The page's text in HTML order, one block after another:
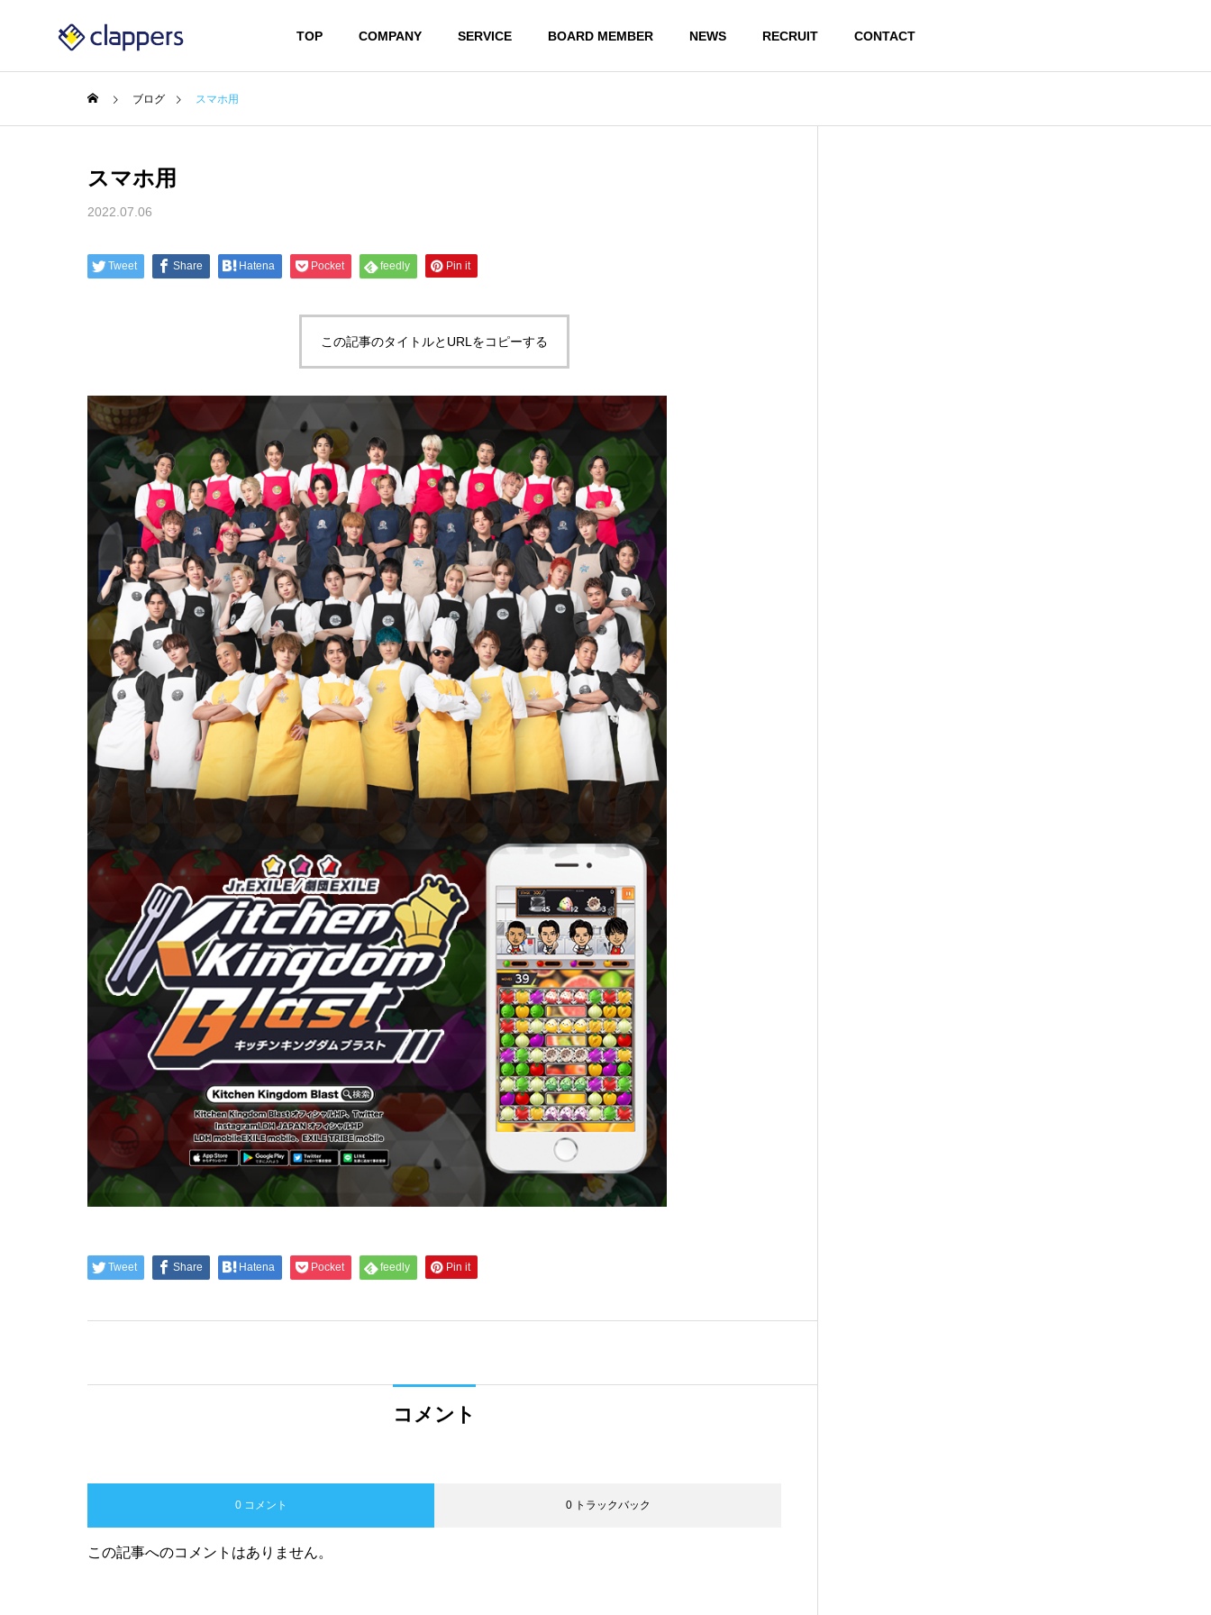
TOP COMPANY SERVICE BOARD MEMBER NEWS RECRUIT CONTACT
ブログ スマホ用
スマホ用
2022.07.06
Tweet Share Hatena Pocket feedly Pin it
この記事のタイトルとURLをコピーする
Tweet Share Hatena Pocket feedly Pin it
コメント
0 コメント 0 トラックバック
この記事へのコメントはありません。